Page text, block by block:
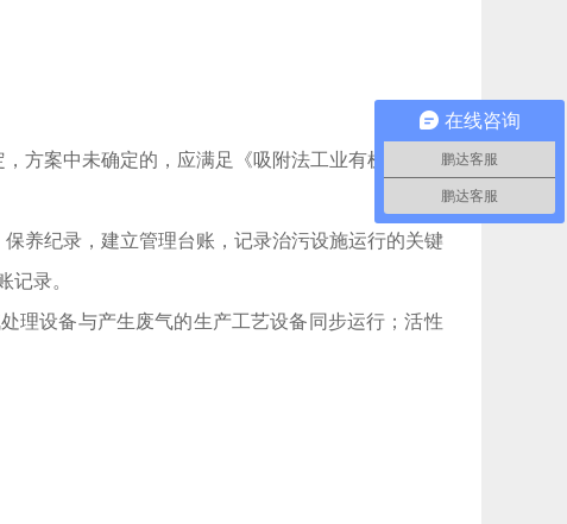
方案中未确定的，应满足《吸附法工业有机废气治
养纪录，建立管理台账，记录治污设施运行的关键
记录。
理设备与产生废气的生产工艺设备同步运行；活性
在线咨询
鹏达客服
鹏达客服